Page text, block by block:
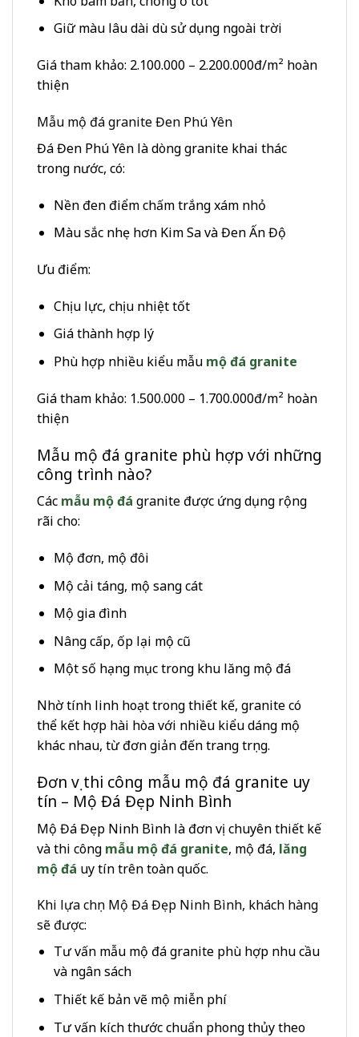
Giữ màu lâu dài dù sử dụng ngoài trời
Giá tham khảo: 2.100.000 – 2.200.000đ/m² hoàn
thiện
Mẫu mộ đá granite Đen Phú Yên
Đá Đen Phú Yên là dòng granite khai thác
trong nước, có:
Nền đen điểm chấm trắng xám nhỏ
Màu sắc nhẹ hơn Kim Sa và Đen Ấn Độ
Ưu điểm:
Chịu lực, chịu nhiệt tốt
Giá thành hợp lý
Phù hợp nhiều kiểu mẫu mộ đá granite
Giá tham khảo: 1.500.000 – 1.700.000đ/m² hoàn
thiện
Mẫu mộ đá granite phù hợp với những
công trình nào?
Các mẫu mộ đá granite được ứng dụng rộng
rãi cho:
Mộ đơn, mộ đôi
Mộ cải táng, mộ sang cát
Mộ gia đình
Nâng cấp, ốp lại mộ cũ
Một số hạng mục trong khu lăng mộ đá
Nhờ tính linh hoạt trong thiết kế, granite có
thể kết hợp hài hòa với nhiều kiểu dáng mộ
khác nhau, từ đơn giản đến trang trọng.
Đơn vị thi công mẫu mộ đá granite uy
tín – Mộ Đá Đẹp Ninh Bình
Mộ Đá Đẹp Ninh Bình là đơn vị chuyên thiết kế
và thi công mẫu mộ đá granite, mộ đá, lăng
mộ đá uy tín trên toàn quốc.
Khi lựa chọn Mộ Đá Đẹp Ninh Bình, khách hàng
sẽ được:
Tư vấn mẫu mộ đá granite phù hợp nhu cầu
và ngân sách
Thiết kế bản vẽ mộ miễn phí
Tư vấn kích thước chuẩn phong thủy theo